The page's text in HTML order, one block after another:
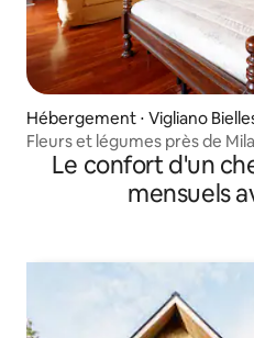
Hébergement ⋅ Vigliano
Fleurs et légumes près de
Le confort d'un
mensuels